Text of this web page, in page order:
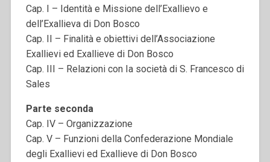
Cap. I – Identità e Missione dell’Exallievo e
dell’Exallieva di Don Bosco
Cap. II – Finalità e obiettivi dell’Associazione
Exallievi ed Exallieve di Don Bosco
Cap. III – Relazioni con Ia società di S. Francesco di
Sales
Parte seconda
Cap. IV – Organizzazione
Cap. V – Funzioni della Confederazione Mondiale
degli Exallievi ed Exallieve di Don Bosco